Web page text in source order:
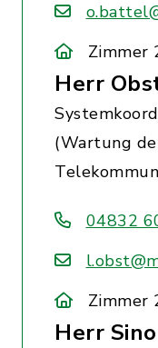
Zimmer
Herr
(Wartung
04832
Zimmer
Herr